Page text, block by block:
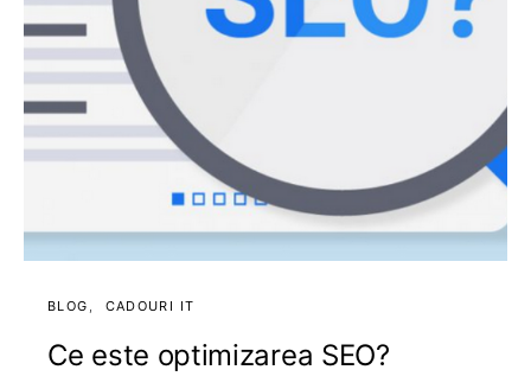
BLOG CADOURI IT
Ce este optimizarea SEO?